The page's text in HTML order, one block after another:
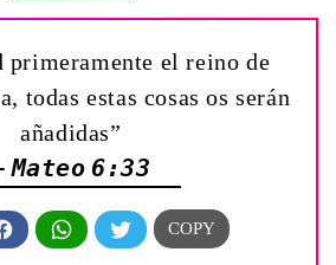
primeramente el reino de
todas estas cosas os serán
añadidas”
Mateo 6:33